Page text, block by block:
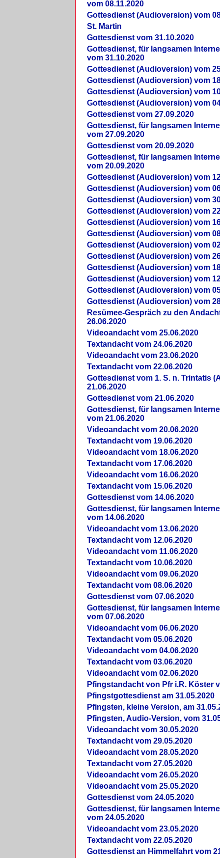
vom 08.11.2020
Gottesdienst (Audioversion) vom
St. Martin
Gottesdienst vom 31.10.2020
Gottesdienst, für langsamen
vom 31.10.2020
Gottesdienst (Audioversion) vom
Gottesdienst (Audioversion) vom
Gottesdienst (Audioversion) vom
Gottesdienst (Audioversion) vom
Gottesdienst vom 27.09.2020
Gottesdienst, für langsamen
vom 27.09.2020
Gottesdienst vom 20.09.2020
Gottesdienst, für langsamen
vom 20.09.2020
Gottesdienst (Audioversion) vom
Gottesdienst (Audioversion) vom
Gottesdienst (Audioversion) vom
Gottesdienst (Audioversion) vom
Gottesdienst (Audioversion) vom
Gottesdienst (Audioversion) vom
Gottesdienst (Audioversion) vom
Gottesdienst (Audioversion) vom
Gottesdienst (Audioversion) vom
Gottesdienst (Audioversion) vom
Gottesdienst (Audioversion) vom
Gottesdienst (Audioversion) vom
Re­sü­mee-Gespräch zu den
26.06.2020
Videoandacht vom 25.06.2020
Textandacht vom 24.06.2020
Videoandacht vom 23.06.2020
Textandacht vom 22.06.2020
Gottesdienst vom 1. S. n. Trintatis
21.06.2020
Gottesdienst vom 21.06.2020
Gottesdienst, für langsamen
vom 21.06.2020
Videoandacht vom 20.06.2020
Textandacht vom 19.06.2020
Videoandacht vom 18.06.2020
Textandacht vom 17.06.2020
Videoandacht vom 16.06.2020
Textandacht vom 15.06.2020
Gottesdienst vom 14.06.2020
Gottesdienst, für langsamen
vom 14.06.2020
Videoandacht vom 13.06.2020
Textandacht vom 12.06.2020
Videoandacht vom 11.06.2020
Textandacht vom 10.06.2020
Videoandacht vom 09.06.2020
Textandacht vom 08.06.2020
Gottesdienst vom 07.06.2020
Gottesdienst, für langsamen
vom 07.06.2020
Videoandacht vom 06.06.2020
Textandacht vom 05.06.2020
Videoandacht vom 04.06.2020
Textandacht vom 03.06.2020
Videoandacht vom 02.06.2020
Pfingstandacht von Pfr i.R. Köster
Pfingstgottesdienst am 31.05.2020
Pfingsten, kleine Version, am
Pfingsten, Audio-Version, vom
Videoandacht vom 30.05.2020
Textandacht vom 29.05.2020
Videoandacht vom 28.05.2020
Textandacht vom 27.05.2020
Videoandacht vom 26.05.2020
Videoandacht vom 25.05.2020
Gottesdienst vom 24.05.2020
Gottesdienst, für langsamen
vom 24.05.2020
Videoandacht vom 23.05.2020
Textandacht vom 22.05.2020
Gottesdienst an Himmelfahrt vom